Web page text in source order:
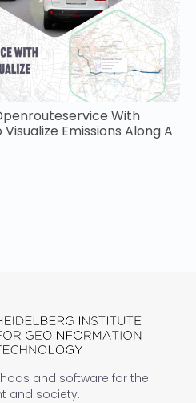
With
Emissions Along A
and software for the
and society.